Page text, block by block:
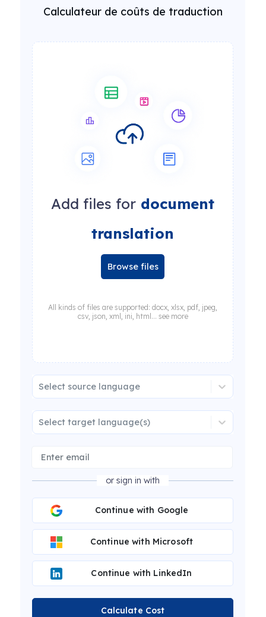
Calculateur de coûts de traduction
Add files for document
translation
Browse files
All kinds of files are supported: docx, xlsx, pdf, jpeg,
csv, json, xml, ini, html... see more
Select source language
Select target language(s)
or sign in with
Continue with Google
Continue with Microsoft
Continue with LinkedIn
Calculate Cost